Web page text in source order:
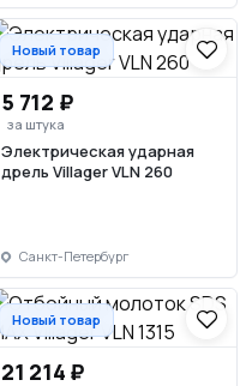
Новый товар
5 712 ₽
за штука
Электрическая ударная
дрель Villager VLN 260
Санкт-Петербург
Новый товар
21 214 ₽